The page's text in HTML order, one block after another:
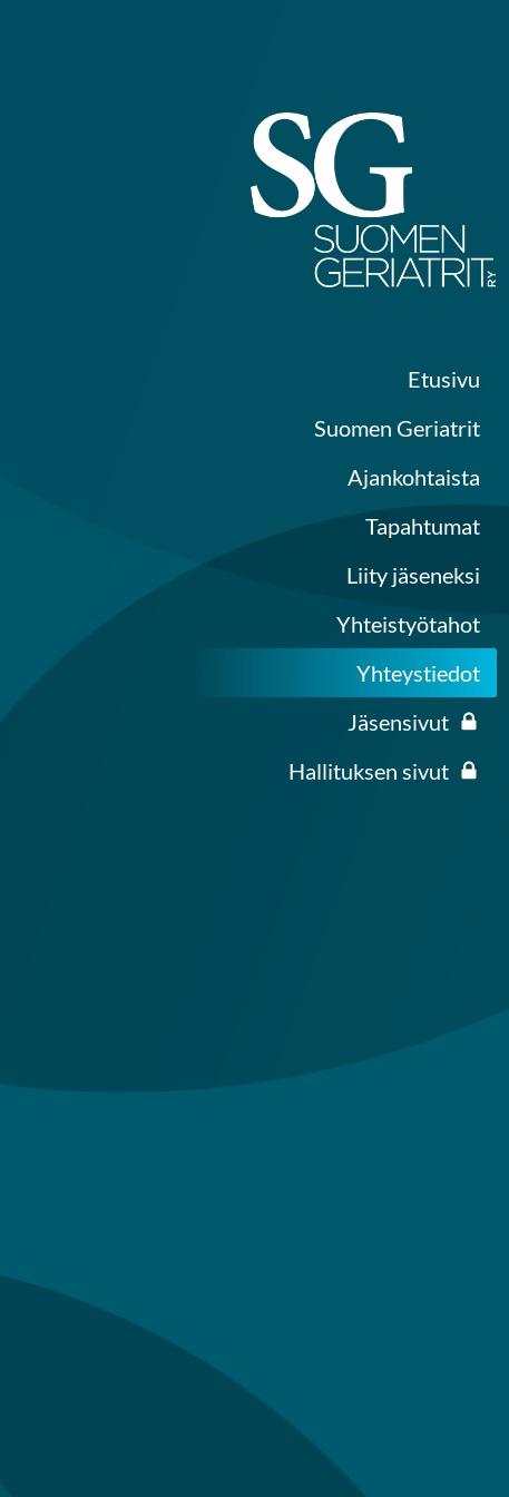
Etusivu
Suomen Geriatrit
Ajankohtaista
Tapahtumat
Liity jäseneksi
Yhteistyötahot
Yhteystiedot
Jäsensivut
Hallituksen sivut